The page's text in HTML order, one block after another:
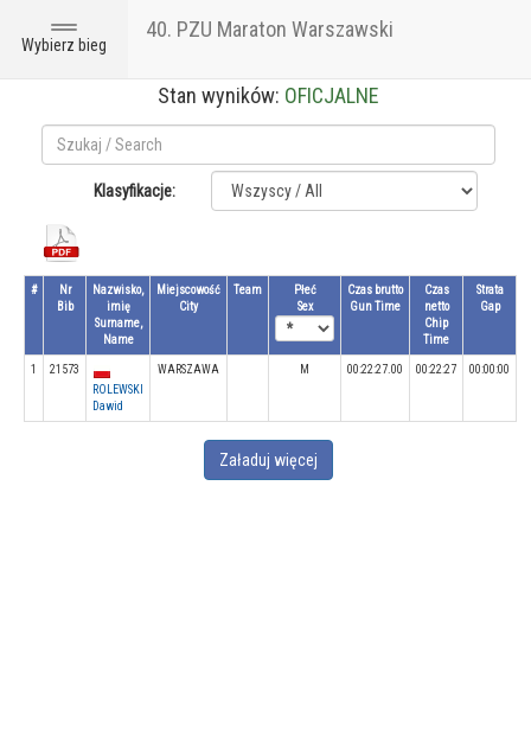
Toggle
navigation
Wybierz bieg
40. PZU Maraton Warszawski
Stan wyników: OFICJALNE
Klasyfikacje:
#
Nr
Bib
Nazwisko,
imię
Surname,
Name
Miejscowość
City
Team
Płeć
Sex
Czas brutto
Gun Time
Czas
netto
Chip
Time
Strata
Gap
1
21573
ROLEWSKI
Dawid
WARSZAWA M 00:22:27.00 00:22:27 00:00:00
Załaduj więcej